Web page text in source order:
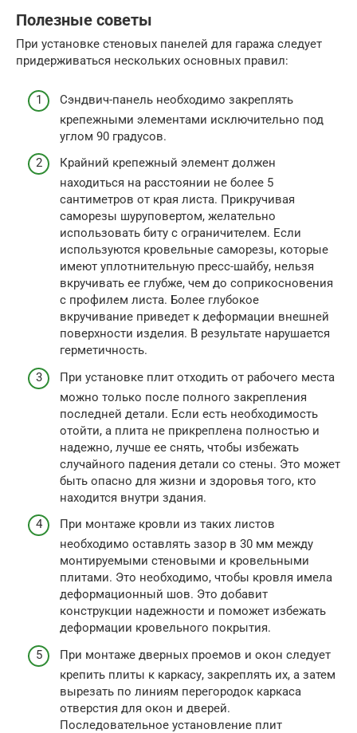
Полезные советы
При установке стеновых панелей для гаража следует
придерживаться нескольких основных правил:
Сэндвич-панель необходимо закреплять
крепежными элементами исключительно под
углом 90 градусов.
Крайний крепежный элемент должен
находиться на расстоянии не более 5
сантиметров от края листа. Прикручивая
саморезы шуруповертом, желательно
использовать биту с ограничителем. Если
используются кровельные саморезы, которые
имеют уплотнительную пресс-шайбу, нельзя
вкручивать ее глубже, чем до соприкосновения
с профилем листа. Более глубокое
вкручивание приведет к деформации внешней
поверхности изделия. В результате нарушается
герметичность.
При установке плит отходить от рабочего места
можно только после полного закрепления
последней детали. Если есть необходимость
отойти, а плита не прикреплена полностью и
надежно, лучше ее снять, чтобы избежать
случайного падения детали со стены. Это может
быть опасно для жизни и здоровья того, кто
находится внутри здания.
При монтаже кровли из таких листов
необходимо оставлять зазор в 30 мм между
монтируемыми стеновыми и кровельными
плитами. Это необходимо, чтобы кровля имела
деформационный шов. Это добавит
конструкции надежности и поможет избежать
деформации кровельного покрытия.
При монтаже дверных проемов и окон следует
крепить плиты к каркасу, закреплять их, а затем
вырезать по линиям перегородок каркаса
отверстия для окон и дверей.
Последовательное установление плит